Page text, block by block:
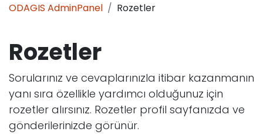
ODAGIS AdminPanel Rozetler
Rozetler
Sorularınız ve cevaplarınızla itibar kazanmanın
yanı sıra özellikle yardımcı olduğunuz için
rozetler alırsınız. Rozetler profil sayfanızda ve
gönderilerinizde görünür.